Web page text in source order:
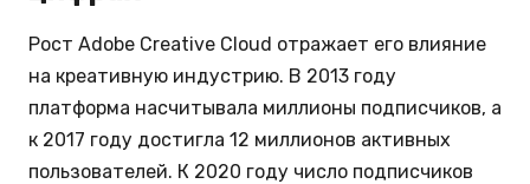
Рост Adobe Creative Cloud отражает его влияние
на креативную индустрию. В 2013 году
платформа насчитывала миллионы подписчиков, а
к 2017 году достигла 12 миллионов активных
пользователей. К 2020 году число подписчиков